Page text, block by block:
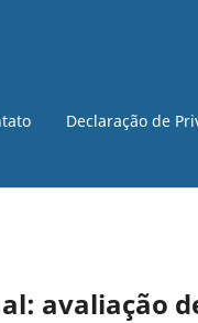
Declaração de
avaliação